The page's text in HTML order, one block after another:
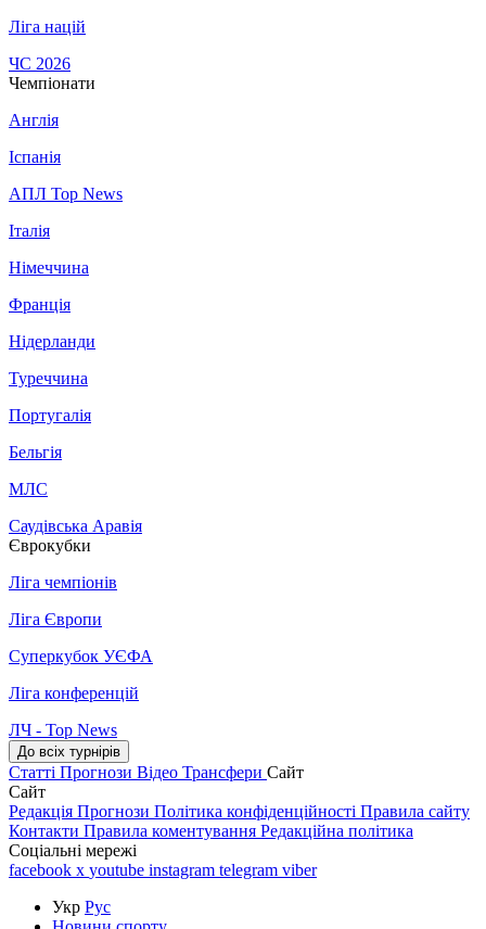
Ліга націй
ЧС 2026
Чемпіонати
Англія
Іспанія
АПЛ Top News
Італія
Німеччина
Франція
Нідерланди
Туреччина
Португалія
Бельгія
МЛС
Саудівська Аравія
Єврокубки
Ліга чемпіонів
Ліга Європи
Суперкубок УЄФА
Ліга конференцій
ЛЧ - Top News
До всіх турнірів
Статті Прогнози Відео Трансфери Сайт
Сайт
Редакція Прогнози Політика конфіденційності Правила сайту
Контакти Правила коментування Редакційна політика
Соціальні мережі
facebook x youtube instagram telegram viber
Укр Рус